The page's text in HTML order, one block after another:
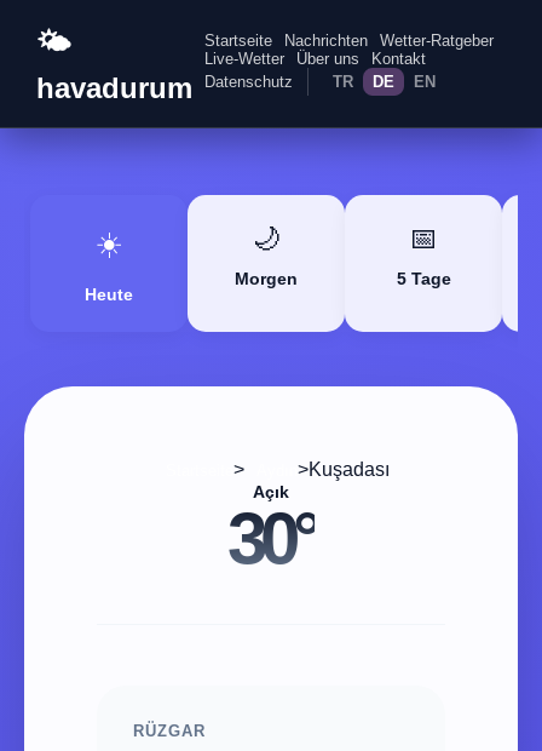
🌤️
havadurum
Startseite Nachrichten
Wetter-Ratgeber
Live-Wetter
Über uns
Kontakt
Datenschutz
TR DE EN
☀️
Heute
🌙
Morgen
📅
5 Tage
> >Kuşadası
Açık
30°
RÜZGAR